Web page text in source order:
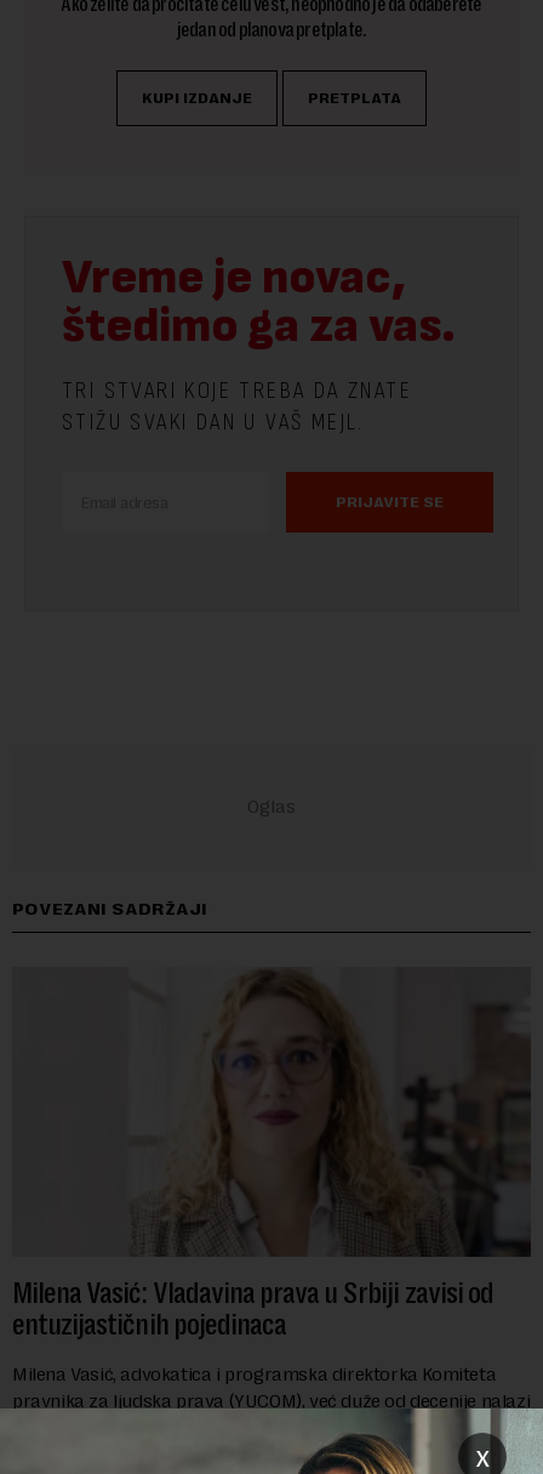
jedan od planova pretplate.
KUPI IZDANJE PRETPLATA
Vreme je novac,
štedimo ga za vas.
TRI STVARI KOJE TREBA DA ZNATE
STIŽU SVAKI DAN U VAŠ MEJL.
PRIJAVITE SE
POVEZANI SADRŽAJI
Milena Vasić: Vladavina prava u Srbiji zavisi od
entuzijastičnih pojedinaca
Milena Vasić, advokatica i programska direktorka Komiteta
pravnika za ljudska prava (YUCOM), već duže od decenije nalazi
marginalizovanih grupa, žrtava diskrimi...
x